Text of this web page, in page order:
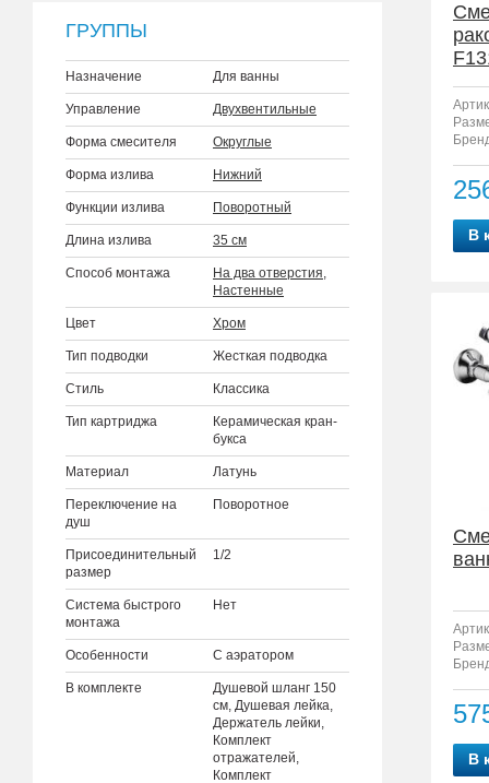
ГРУППЫ
Назначение Для ванны
Управление Двухвентильные
Форма смесителя Округлые
Форма излива Нижний
Функции излива Поворотный
Длина излива 35 см
Способ монтажа На два отверстия,
Настенные
Цвет Хром
Тип подводки Жесткая подводка
Стиль Классика
Тип картриджа
Керамическая кран-
букса
Материал Латунь
Переключение на
душ
Поворотное
Присоединительный
размер
1/2
Система быстрого
монтажа
Нет
Особенности С аэратором
В комплекте
Душевой шланг 150
см, Душевая лейка,
Держатель лейки,
Комплект
отражателей,
Комплект
В
В